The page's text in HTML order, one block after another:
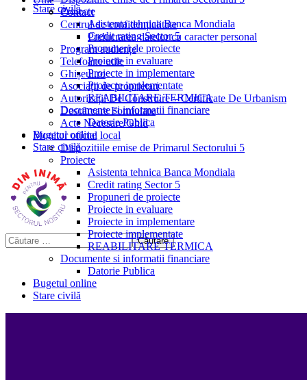
Stare civilă
Proiecte
Asistenta tehnica Banca Mondiala
Credit rating Sector 5
Propuneri de proiecte
Proiecte in evaluare
Proiecte in implementare
Proiecte implementate
REABILITARE TERMICA
Documente si informatii financiare
Datorie Publica
Bugetul online
Stare civilă
Contact
Centrul de confidențialitate
Prelucrarea datelor cu caracter personal
Program audiențe
Telefoane utile
Ghișeul.ro
Asociații de proprietari
Autorizații De Construire – Certificate De Urbanism
Descărcare Formulare
Acte Necesare/Ghid
Monitor oficial local
Dispozitiile emise de Primarul Sectorului 5
Proiecte
Asistenta tehnica Banca Mondiala
Credit rating Sector 5
Propuneri de proiecte
Proiecte in evaluare
Proiecte in implementare
Proiecte implementate
REABILITARE TERMICA
Documente si informatii financiare
Datorie Publica
Bugetul online
Stare civilă